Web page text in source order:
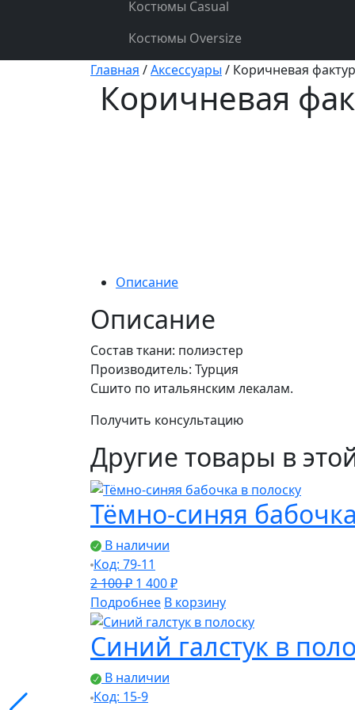
Костюмы Casual
Костюмы Oversize
Главная /Аксессуары / Коричневая
Коричневая
Описание
Описание
Состав ткани: полиэстер
Производитель: Турция
Сшито по итальянским лекалам.
Получить консультацию
Другие товары в
Тёмно-синяя
В наличии
Код: 79-11
2 100₽ Первоначальная
цена
составляла
2
100 ₽.
1 400₽Текущая
цена:
1
400 ₽.
Подробнее В корзину
Синий галстук в
В наличии
Код: 15-9